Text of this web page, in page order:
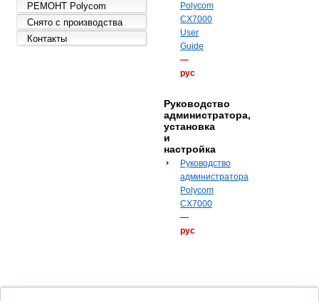
РЕМОНТ Polycom
Снято с производства
Контакты
Polycom
CX7000
User
Guide
—
рус
Руководство
администратора,
установка
и
настройка
Руководство
администратора
Polycom
CX7000
—
рус